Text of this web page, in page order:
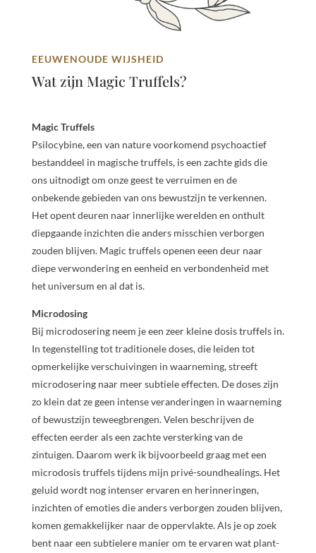
EEUWENOUDE WIJSHEID
Wat zijn Magic Truffels?
Magic Truffels
Psilocybine, een van nature voorkomend psychoactief
bestanddeel in magische truffels, is een zachte gids die
ons uitnodigt om onze geest te verruimen en de
onbekende gebieden van ons bewustzijn te verkennen.
Het opent deuren naar innerlijke werelden en onthult
diepgaande inzichten die anders misschien verborgen
zouden blijven. Magic truffels openen eeen deur naar
diepe verwondering en eenheid en verbondenheid met
het universum en al dat is.
Microdosing
Bij microdosering neem je een zeer kleine dosis truffels in.
In tegenstelling tot traditionele doses, die leiden tot
opmerkelijke verschuivingen in waarneming, streeft
microdosering naar meer subtiele effecten. De doses zijn
zo klein dat ze geen intense veranderingen in waarneming
of bewustzijn teweegbrengen. Velen beschrijven de
effecten eerder als een zachte versterking van de
zintuigen. Daarom werk ik bijvoorbeeld graag met een
microdosis truffels tijdens mijn privé-soundhealings. Het
geluid wordt nog intenser ervaren en herinneringen,
inzichten of emoties die anders verborgen zouden blijven,
komen gemakkelijker naar de oppervlakte. Als je op zoek
bent naar een subtielere manier om te ervaren wat plant-